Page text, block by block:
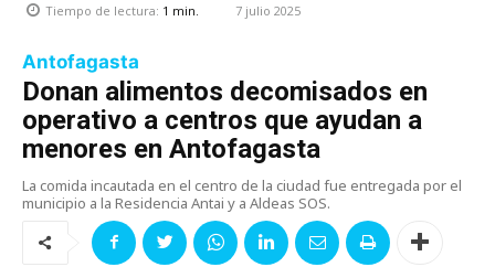
Tiempo de lectura: 1 min. 7 julio 2025
Antofagasta
Donan alimentos decomisados en
operativo a centros que ayudan a
menores en Antofagasta
La comida incautada en el centro de la ciudad fue entregada por el
municipio a la Residencia Antai y a Aldeas SOS.